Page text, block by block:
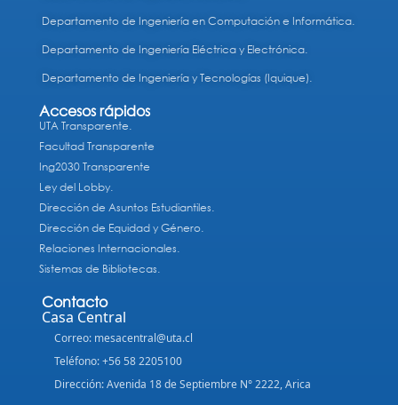
Departamento de Ingeniería en Computación e Informática.
Departamento de Ingeniería Eléctrica y Electrónica.
Departamento de Ingeniería y Tecnologías (Iquique).
Accesos rápidos
UTA Transparente.
Facultad Transparente
Ing2030 Transparente
Ley del Lobby.
Dirección de Asuntos Estudiantiles.
Dirección de Equidad y Género.
Relaciones Internacionales.
Sistemas de Bibliotecas.
Contacto
Casa Central
Correo: mesacentral@uta.cl
Teléfono: +56 58 2205100
Dirección: Avenida 18 de Septiembre N° 2222, Arica